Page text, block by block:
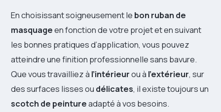
En choisissant soigneusement le bon ruban de
masquageen fonction de votre projet et en suivant
les bonnes pratiques d’application, vous pouvez
atteindre une finition professionnelle sans bavure.
Que vous travailliez à l’intérieurou à l’extérieur, sur
des surfaces lisses ou délicates, il existe toujours un
scotch de peintureadapté à vos besoins.